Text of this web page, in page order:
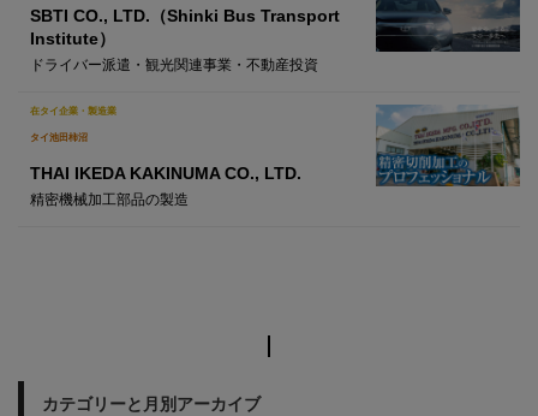
SBTI CO., LTD.（Shinki Bus Transport
Institute）
ドライバー派遣・観光関連事業・不動産投資
在タイ企業・製造業
タイ池田柿沼
THAI IKEDA KAKINUMA CO., LTD.
精密機械加工部品の製造
カテゴリーと月別アーカイブ